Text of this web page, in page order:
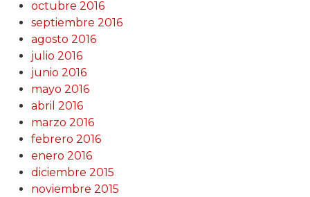
octubre 2016
septiembre 2016
agosto 2016
julio 2016
junio 2016
mayo 2016
abril 2016
marzo 2016
febrero 2016
enero 2016
diciembre 2015
noviembre 2015